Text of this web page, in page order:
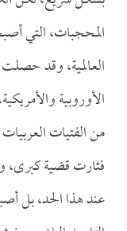
المحجبات، التي
العالمية، وقد
الأوروبية
من الفتيات
فثارت قضية كبرى،
عند هذا الحد، بل